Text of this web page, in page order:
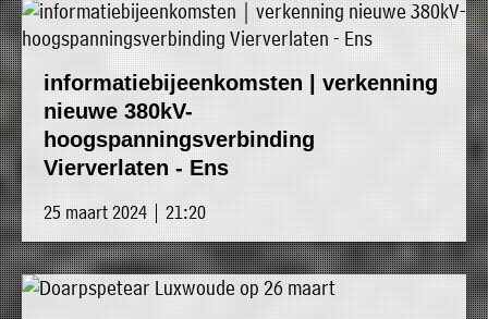
informatiebijeenkomsten | verkenning
nieuwe 380kV-
hoogspanningsverbinding
Vierverlaten - Ens
25 maart 2024 | 21:20